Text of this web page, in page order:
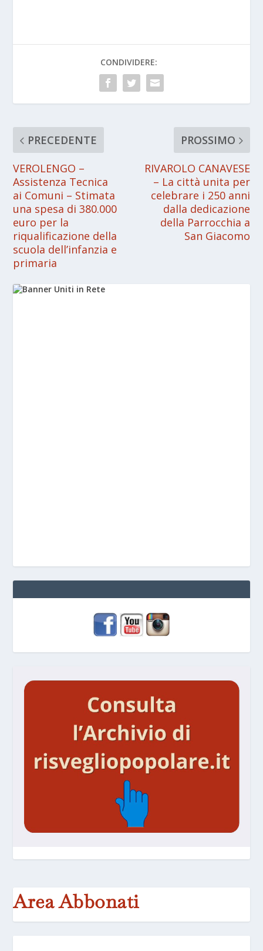
CONDIVIDERE:
PRECEDENTE
VEROLENGO –
Assistenza Tecnica
ai Comuni – Stimata
una spesa di 380.000
euro per la
riqualificazione della
scuola dell’infanzia e
primaria
PROSSIMO
RIVAROLO CANAVESE
– La città unita per
celebrare i 250 anni
dalla dedicazione
della Parrocchia a
San Giacomo
Area Abbonati